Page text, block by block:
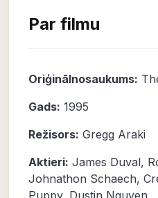
Par filmu
Oriģinālnosaukums:
Gads: 1995
Režisors: Gregg Araki
Aktieri: James Duval,
Johnathon Schaech,
Puppy, Dustin Nguyen